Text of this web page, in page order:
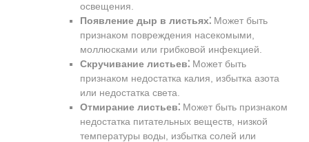
освещения.
Появление дыр в листьях⁚ Может быть
признаком повреждения насекомыми,
моллюсками или грибковой инфекцией.
Скручивание листьев⁚ Может быть
признаком недостатка калия, избытка азота
или недостатка света.
Отмирание листьев⁚ Может быть признаком
недостатка питательных веществ, низкой
температуры воды, избытка солей или